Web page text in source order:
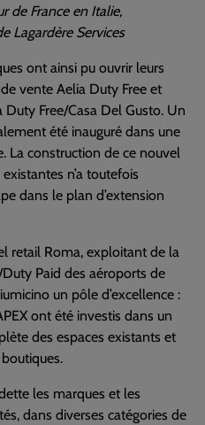
de France en Italie,
Lagardère Services
ont ainsi pu ouvrir leurs
vente Aelia Duty Free et
Free/Casa Del Gusto. Un
été inauguré dans une
La construction de ce nouvel
n’a toutefois
dans le plan d’extension
retail Roma, exploitant de la
Paid des aéroports de
un pôle d’excellence :
ont été investis dans un
des espaces existants et
les marques et les
dans diverses catégories de